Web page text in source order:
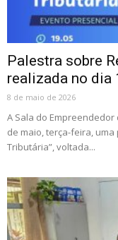
Palestra sobre
realizada no dia
8 de maio de 2026
A Sala do
de maio, terça-feira,
Tributária”, voltada...